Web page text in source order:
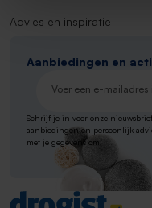
Contact
Advies en inspiratie
Aanbiedingen en
E-mailadres*
Schrijf je in voor onze
aanbiedingen en persoonlijk
met je gegevens om.